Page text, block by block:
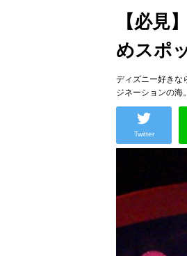
【必見
めスポ
ディズニー好きな
ジネーションの海
Twitter